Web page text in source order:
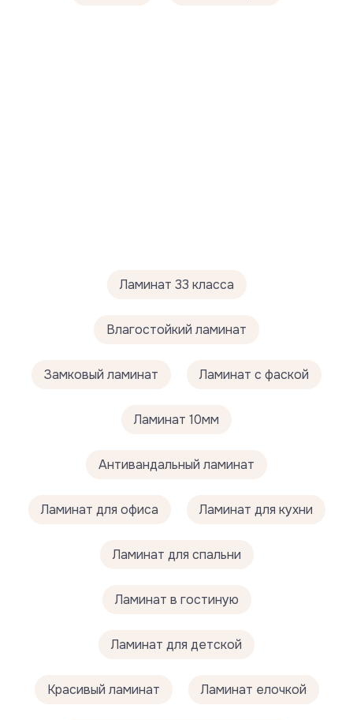
Ламинат 33 класса
Влагостойкий ламинат
Замковый ламинат Ламинат с фаской
Ламинат 10мм
Антивандальный ламинат
Ламинат для офиса Ламинат для кухни
Ламинат для спальни
Ламинат в гостиную
Ламинат для детской
Красивый ламинат Ламинат елочкой
Подложки для напольных покрытий
Дверные стопперы